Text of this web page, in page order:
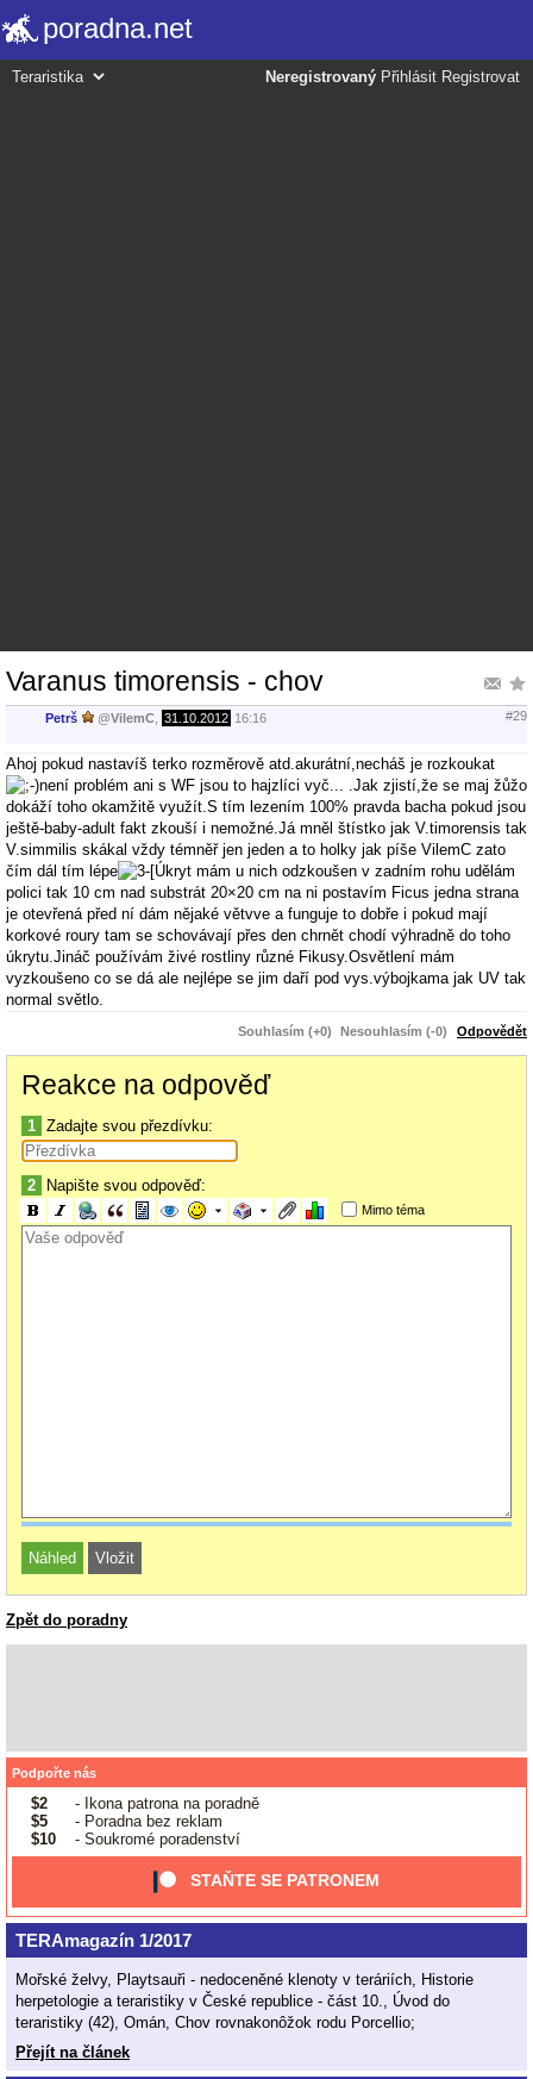
poradna.net
Neregistrovaný Přihlásit Registrovat
Varanus timorensis - chov
Petrš @VilemC 31.10.2012 16:16 #29
Ahoj pokud nastavíš terko rozměrově atd.akurátní,necháš je rozkoukat
není problém ani s WF jsou to hajzlíci vyč... .Jak zjistí,že se maj žůžo
dokáží toho okamžitě využít.S tím lezením 100% pravda bacha pokud jsou
ještě-baby-adult fakt zkouší i nemožné.Já mněl štístko jak V.timorensis tak
V.simmilis skákal vždy témněř jen jeden a to holky jak píše VilemC zato
čím dál tím lépe
Úkryt mám u nich odzkoušen v zadním rohu udělám
polici tak 10 cm nad substrát 20×20 cm na ni postavím Ficus jedna strana
je otevřená před ní dám nějaké větvve a funguje to dobře i pokud mají
korkové roury tam se schovávají přes den chrnět chodí výhradně do toho
úkrytu.Jináč používám živé rostliny různé Fikusy.Osvětlení mám
vyzkoušeno co se dá ale nejlépe se jim daří pod vys.výbojkama jak UV tak
normal světlo.
Souhlasím (+0) Nesouhlasím (-0) Odpovědět
Reakce na odpověď
1 Zadajte svou přezdívku:
2 Napište svou odpověď:
Mimo téma
Zpět do poradny
Podpořte nás
$2
- Ikona patrona na poradně
$5
- Poradna bez reklam
$10
- Soukromé poradenství
STAŇTE SE PATRONEM
TERAmagazín 1/2017
Mořské želvy, Playtsauři - nedoceněné klenoty v teráriích, Historie
herpetologie a teraristiky v České republice - část 10., Úvod do
teraristiky (42), Omán, Chov rovnakonôžok rodu Porcellio;
Přejít na článek